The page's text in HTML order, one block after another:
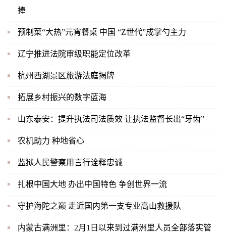
捧
预制菜“大热”元宵餐桌 中国 “Z世代”成掌勺主力
辽宁推进法院审级职能定位改革
杭州西湖景区旅游法庭揭牌
拓展乡村振兴的数字蓝海
山东泰安：提升执法司法质效 让执法监督长出“牙齿”
农机助力 种地省心
监狱人民警察用言行诠释忠诚
扎根中国大地 办出中国特色 争创世界一流
守护海陀之巅 走近国内第一支专业高山救援队
内蒙古满洲里：2月1日以来到过满洲里人员全部落实管